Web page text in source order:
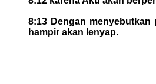
8:13 Dengan
hampir akan lenyap.